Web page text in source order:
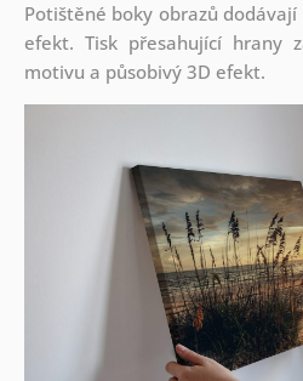
Potištěné boky obrazů
efekt. Tisk přesahující hrany
motivu a působivý 3D efekt.